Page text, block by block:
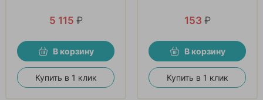
5 115 ₽
В корзину
Купить в 1 клик
153 ₽
В корзину
Купить в 1 клик